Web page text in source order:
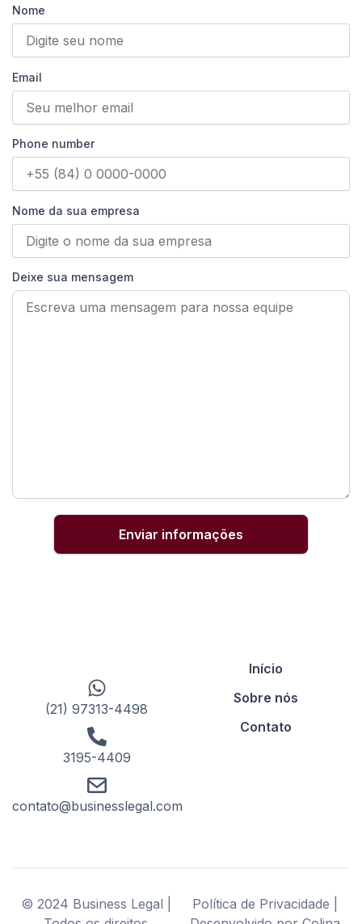
Nome
Email
Phone number
Nome da sua empresa
Deixe sua mensagem
(21) 97313-4498
3195-4409
contato@businesslegal.com
Início
Sobre nós
Contato
© 2024 Business Legal |
Política de Privacidade |